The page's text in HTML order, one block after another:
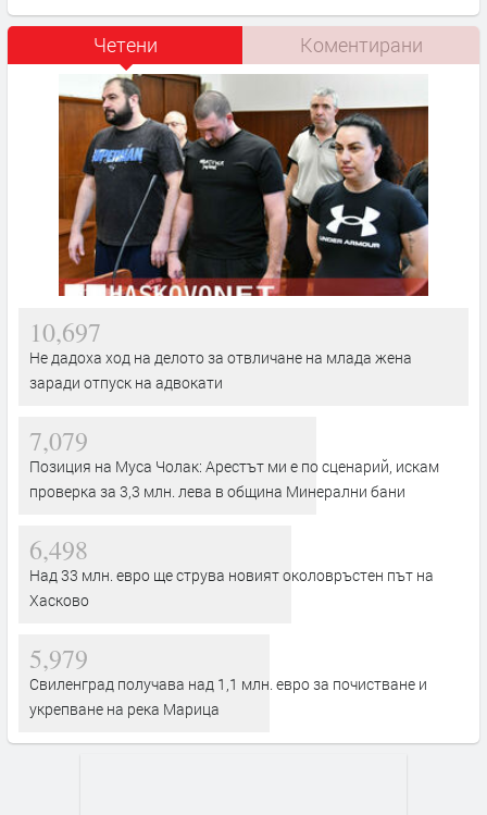
Четени Коментирани
10,697
Не дадоха ход на делото за отвличане на млада жена
заради отпуск на адвокати
7,079
Позиция на Муса Чолак: Арестът ми е по сценарий, искам
проверка за 3,3 млн. лева в община Минерални бани
6,498
Над 33 млн. евро ще струва новият околовръстен път на
Хасково
5,979
Свиленград получава над 1,1 млн. евро за почистване и
укрепване на река Марица